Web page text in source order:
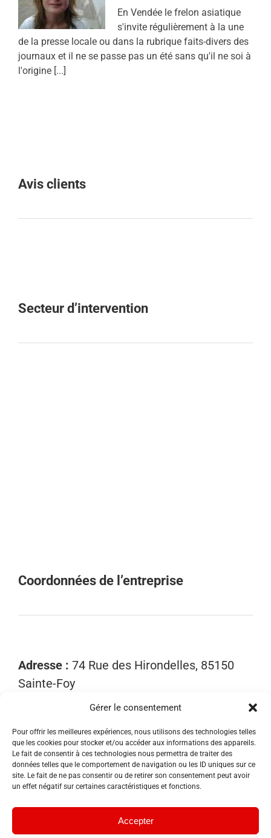
Gérer le consentement
Pour offrir les meilleures expériences, nous utilisons des technologies telles
que les cookies pour stocker et/ou accéder aux informations des appareils.
Le fait de consentir à ces technologies nous permettra de traiter des
données telles que le comportement de navigation ou les ID uniques sur ce
site. Le fait de ne pas consentir ou de retirer son consentement peut avoir
un effet négatif sur certaines caractéristiques et fonctions.
Accepter
En Vendée le frelon asiatique
s'invite régulièrement à la une
de la presse locale ou dans la rubrique faits-divers des
journaux et il ne se passe pas un été sans qu'il ne soi à
l'origine [...]
Avis clients
Secteur d’intervention
Coordonnées de l’entreprise
Adresse : 74 Rue des Hirondelles, 85150
Sainte-Foy
Email : contact@sosnuisibles85.fr
SIRET :89455533300018